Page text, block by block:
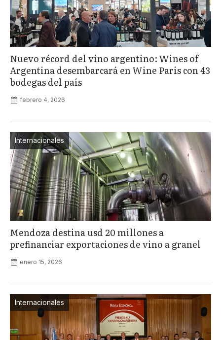
Nuevo récord del vino argentino: Wines of
Argentina desembarcará en Wine Paris con 43
bodegas del país
febrero 4, 2026
Internacionales
Mendoza destina usd 20 millones a
prefinanciar exportaciones de vino a granel
enero 15, 2026
Internacionales